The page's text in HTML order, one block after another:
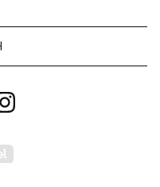
Powered by Big